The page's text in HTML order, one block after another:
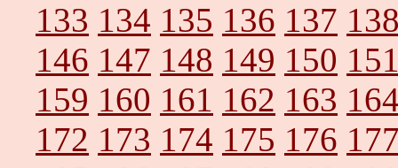
133 134 135 136 137
146 147 148 149 150
159 160 161 162 163
172 173 174 175 176